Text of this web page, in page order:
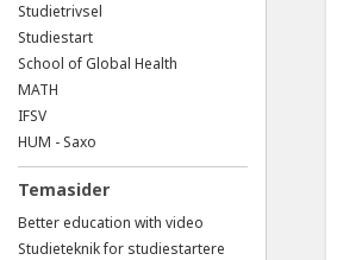
Studietrivsel
Studiestart
School of Global Health
MATH
IFSV
HUM - Saxo
Temasider
Better education with video
Studieteknik for studiestartere